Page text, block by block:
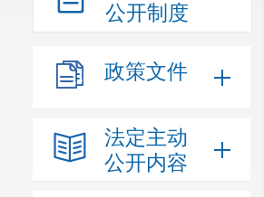
公开制度
政策文件
法定主动
公开内容